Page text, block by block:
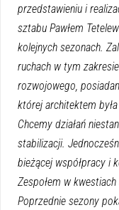
przedstawieniu i
sztabu Pawłem
kolejnych sezonach.
ruchach w tym
rozwojowego,
której architektem
Chcemy działań
stabilizacji.
bieżącej współpracy i
Zespołem w
Poprzednie sezony